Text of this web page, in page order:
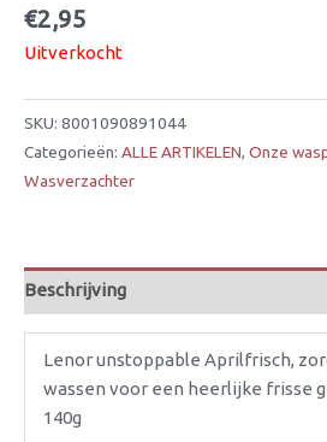
€2,95
Uitverkocht
SKU: 8001090891044
Categorieën: ALLE ARTIKELEN, Onze
Wasverzachter
Beschrijving
Lenor unstoppable Aprilfrisch,
wassen voor een heerlijke frisse
140g